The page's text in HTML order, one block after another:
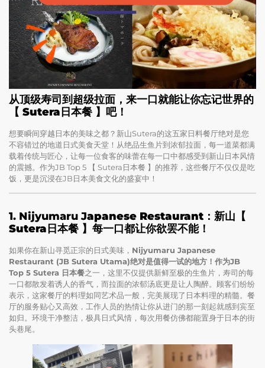
从顶级寿司到超级拉面，来一口就能让你忘记世界的
【 Sutera日本餐 】吧！
想要瞬间穿越日本的美味之都？新山Sutera的这五家日料餐厅绝对是您
不容错过的地道日式美食天堂！从绝品生鱼片到浓郁拉面，每一道菜都满
载着传统与匠心，让每一位食客的味蕾在每一口中都感受到新山日本风情
的震撼。作为JB Top 5 【 Sutera日本餐 】的推荐，这些餐厅不仅仅是吃
饭，更是沉浸在JB日本美食文化的盛宴中！
1. Nijyumaru Japanese Restaurant ：新山 【
Sutera日本餐 】每一口都让你欲罢不能！
如果你在新山寻觅正宗的日式美味， Nijyumaru Japanese
Restaurant (JB Sutera Utama)绝对是值得一试的地方！作为JB
Top 5 Sutera 日本餐之一，这里不仅提供新鲜至极的生鱼片，寿司的每
一口都散发着诱人的香气，而拉面的浓郁汤底更是让人陶醉。顾客们纷纷
表示，这家餐厅的料理如同艺术品一般，完美展现了日本料理的精髓。餐
厅的服务贴心又高效，工作人员的热情让你从进门的那一刻起就感到宾至
如归。环境干净整洁，极具日式风情，每次用餐仿佛都能置身于日本的街
头巷尾。